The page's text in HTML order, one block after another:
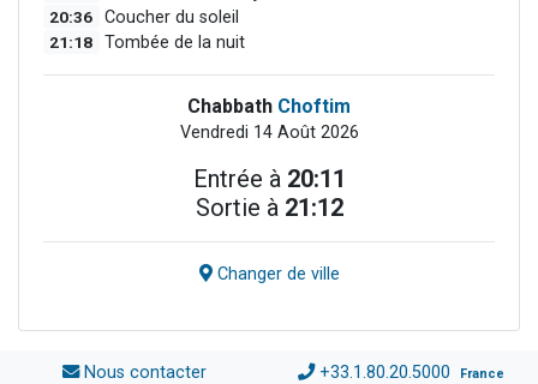
20:36 Coucher du soleil
21:18 Tombée de la nuit
Chabbath Choftim
Vendredi 14 Août 2026
Entrée à 20:11
Sortie à 21:12
Changer de ville
Nous contacter +33.1.80.20.5000 France